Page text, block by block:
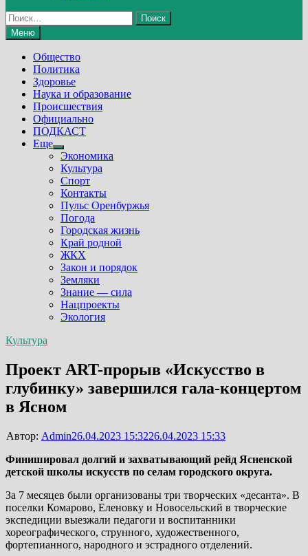
Найти:
Меню
Общество
Политика
Здоровье
Наука и образование
Происшествия
Официально
ПОДКАСТ
Еще
Show
sub
menu
Экономика
Культура
Спорт
Контакты
Пульс Оренбуржья
Погода
Городская жизнь
Край родной
ЖКХ
Закон и порядок
Земляки
Знание — сила
Нацпроекты
Экология
Культура
Проект ART-прорыв «Искусство в
глубинку» завершился гала-концертом
в Ясном
Автор: Admin26.04.2023 15:3226.04.2023 15:33
Финишировал долгий и захватывающий рейд Ясненской
детской школы искусств по селам городского округа.
За 7 месяцев были организованы три творческих «десанта». В
поселки Комарово, Еленовку и Новосельский в творческие
экспедиции выезжали педагоги и воспитанники
хореографического, струнного, художественного,
фортепианного, народного и эстрадного отделений.